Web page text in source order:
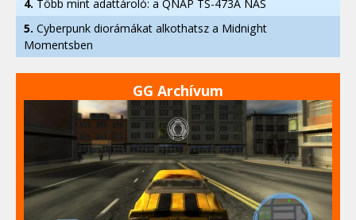
4. Több mint adattároló: a QNAP TS-473A NAS
5. Cyberpunk diorámákat alkothatsz a Midnight
Momentsben
GG Archívum